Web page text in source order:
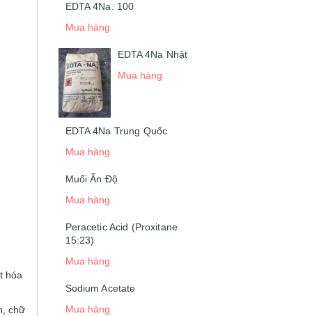
hóa
chữ
EDTA 4Na. 100
Mua hàng
EDTA 4Na Nhật
Mua hàng
EDTA 4Na Trung Quốc
Mua hàng
Muối Ấn Độ
Mua hàng
Peracetic Acid (Proxitane
15:23)
Mua hàng
Sodium Acetate
Mua hàng